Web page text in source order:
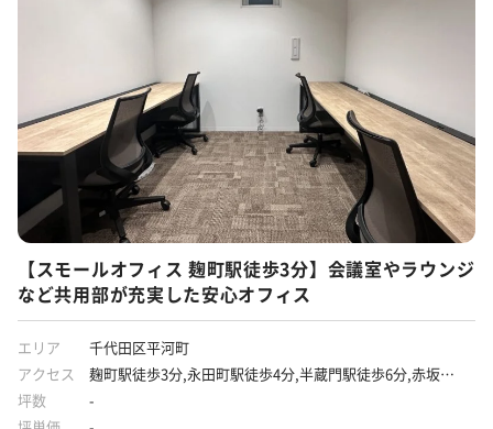
【スモールオフィス 麹町駅徒歩3分】会議室やラウンジ
など共用部が充実した安心オフィス
エリア
千代田区平河町
アクセス
麹町駅徒歩3分,永田町駅徒歩4分,半蔵門駅徒歩6分,赤坂見
坪数
-